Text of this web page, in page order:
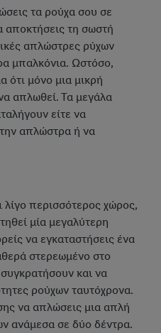
τα ρούχα σου σε
αποκτήσεις τη σωστή
απλώστρες ρύχων
μπαλκόνια. Ωστόσο,
ότι μόνο μια μικρή
απλωθεί. Τα μεγάλα
είτε να
απλώστρα ή να
περισσότερος χώρος,
μία μεγαλύτερη
να εγκαταστήσεις ένα
στερεωμένο στο
και να
ρούχων ταυτόχρονα.
να απλώσεις μια απλή
ανάμεσα σε δύο δέντρα.